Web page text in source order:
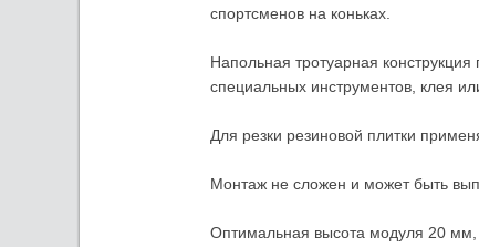
спортсменов на коньках.
Напольная тротуарная
специальных инструментов, клея
Для резки резиновой плитки
Монтаж не сложен и может быть
Оптимальная высота модуля 20 мм,